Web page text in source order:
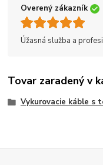
Overený zákazník
Úžasná služba a
Tovar zaradený v
Vykurovacie káble s